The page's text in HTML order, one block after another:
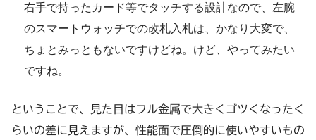
右手で持ったカード等でタッチする設計なので、左腕
のスマートウォッチでの改札入札は、かなり大変で、
ちょとみっともないですけどね。けど、やってみたい
ですね。
ということで、見た目はフル金属で大きくゴツくなったく
らいの差に見えますが、性能面で圧倒的に使いやすいもの